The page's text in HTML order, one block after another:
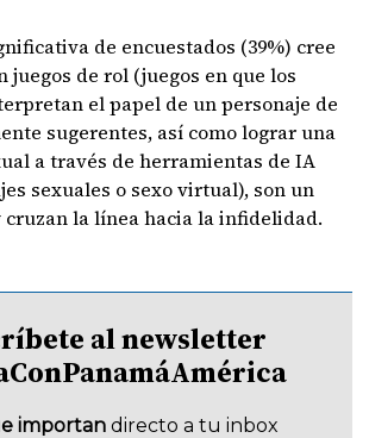
de encuestados (39%) cree
juegos de rol (juegos en que los
el papel de un personaje de
sugerentes, así como lograr una
a través de herramientas de IA
sexuales o sexo virtual), son un
la línea hacia la infidelidad.
al newsletter
importan directo a tu inbox